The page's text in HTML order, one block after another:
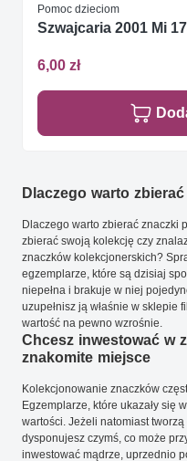
Pomoc dzieciom
Szwajcaria 2001 Mi
6,00 zł
Dlaczego warto
Dlaczego warto zbierać znaczki
zbierać swoją kolekcję czy
znaczków kolekcjonerskich?
egzemplarze, które są dzisiaj
niepełna i brakuje w niej
uzupełnisz ją właśnie w sklepie
wartość na pewno wzrośnie.
Chcesz inwestować w
znakomite miejsce
Kolekcjonowanie znaczków
Egzemplarze, które ukazały się
wartości. Jeżeli natomiast
dysponujesz czymś, co może
inwestować mądrze, uprzednio